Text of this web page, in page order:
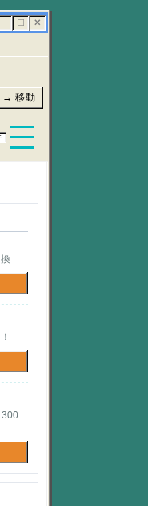
☐ ✕
→ 移動
300